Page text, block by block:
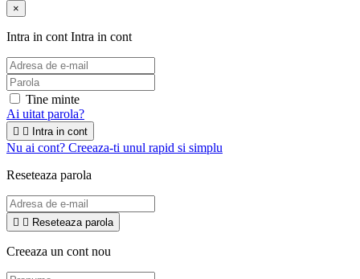
×
Intra in contIntra in cont
Tine minte
Ai uitat parola?
  Intra in cont
Nu ai cont? Creeaza-ti unul rapid si simplu
Reseteaza parola
  Reseteaza parola
Creeaza un cont nou